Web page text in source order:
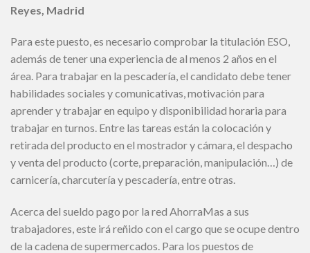
Reyes, Madrid
Para este puesto, es necesario comprobar la titulación ESO,
además de tener una experiencia de al menos 2 años en el
área. Para trabajar en la pescadería, el candidato debe tener
habilidades sociales y comunicativas, motivación para
aprender y trabajar en equipo y disponibilidad horaria para
trabajar en turnos. Entre las tareas están la colocación y
retirada del producto en el mostrador y cámara, el despacho
y venta del producto (corte, preparación, manipulación…) de
carnicería, charcutería y pescadería, entre otras.
Acerca del sueldo pago por la red AhorraMas a sus
trabajadores, este irá reñido con el cargo que se ocupe dentro
de la cadena de supermercados. Para los puestos de